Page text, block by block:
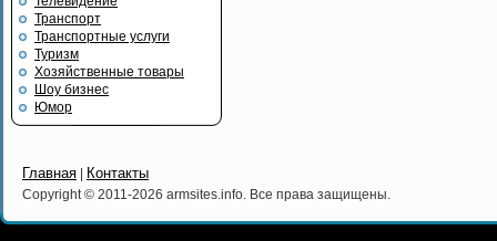
Транспорт
Транспортные услуги
Туризм
Хозяйственные товары
Шоу бизнес
Юмор
Главная Контакты
Copyright © 2011-2026 armsites.info. Все права защищены.